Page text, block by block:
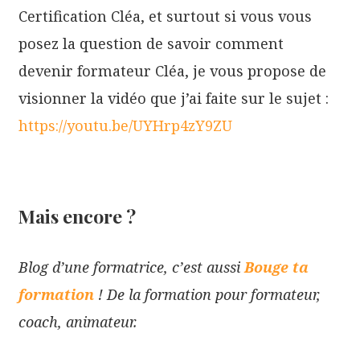
Certification Cléa, et surtout si vous vous
posez la question de savoir comment
devenir formateur Cléa, je vous propose de
visionner la vidéo que j’ai faite sur le sujet :
https://youtu.be/UYHrp4zY9ZU
Mais encore ?
Blog d’une formatrice, c’est aussi Bouge ta
formation! De la formation pour formateur,
coach, animateur.